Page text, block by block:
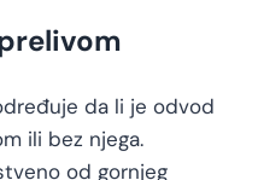
da li je odvod
ili bez njega.
od gornjeg